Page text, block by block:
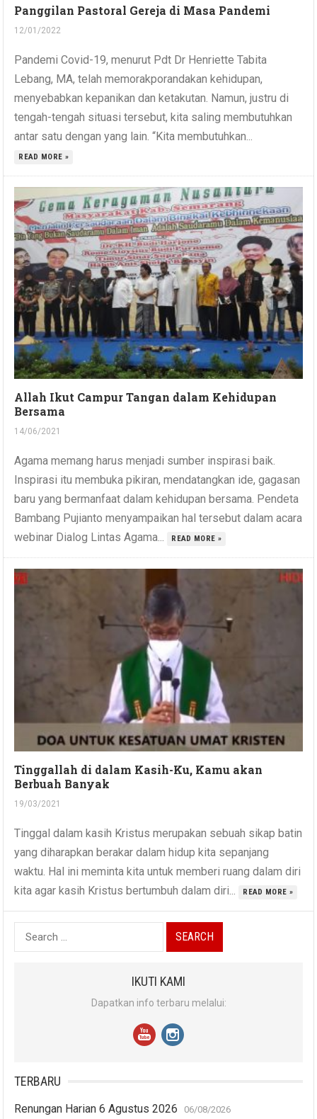
Panggilan Pastoral Gereja di Masa Pandemi
12/01/2022
Pandemi Covid-19, menurut Pdt Dr Henriette Tabita
Lebang, MA, telah memorakporandakan kehidupan,
menyebabkan kepanikan dan ketakutan. Namun, justru di
tengah-tengah situasi tersebut, kita saling membutuhkan
antar satu dengan yang lain. “Kita membutuhkan...
READ MORE »
Allah Ikut Campur Tangan dalam Kehidupan
Bersama
14/06/2021
Agama memang harus menjadi sumber inspirasi baik.
Inspirasi itu membuka pikiran, mendatangkan ide, gagasan
baru yang bermanfaat dalam kehidupan bersama. Pendeta
Bambang Pujianto menyampaikan hal tersebut dalam acara
webinar Dialog Lintas Agama...
READ MORE »
Tinggallah di dalam Kasih-Ku, Kamu akan
Berbuah Banyak
19/03/2021
Tinggal dalam kasih Kristus merupakan sebuah sikap batin
yang diharapkan berakar dalam hidup kita sepanjang
waktu. Hal ini meminta kita untuk memberi ruang dalam diri
kita agar kasih Kristus bertumbuh dalam diri...
READ MORE »
Search
for:
IKUTI KAMI
Dapatkan info terbaru melalui:
TERBARU
Renungan Harian 6 Agustus 2026 06/08/2026